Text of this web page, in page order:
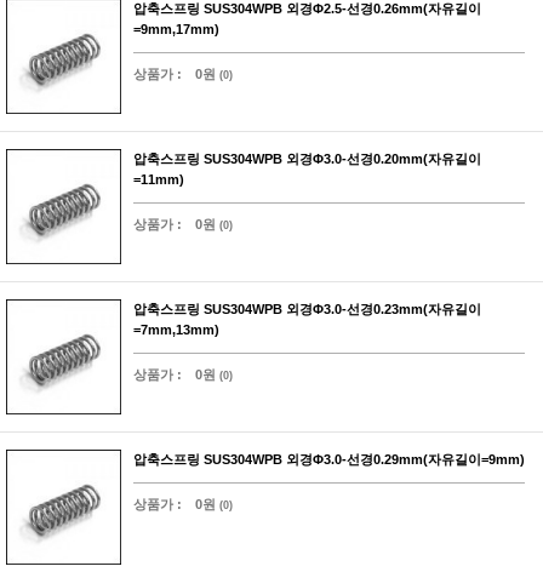
압축스프링 SUS304WPB 외경Φ2.5-선경0.26mm(자유길이
=9mm,17mm)
상품가 : 0원 (0)
압축스프링 SUS304WPB 외경Φ3.0-선경0.20mm(자유길이
=11mm)
상품가 : 0원 (0)
압축스프링 SUS304WPB 외경Φ3.0-선경0.23mm(자유길이
=7mm,13mm)
상품가 : 0원 (0)
압축스프링 SUS304WPB 외경Φ3.0-선경0.29mm(자유길이=9mm)
상품가 : 0원 (0)